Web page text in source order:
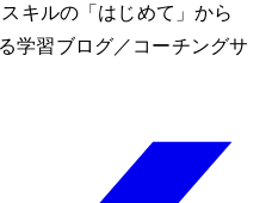
ング・IT スキルの「はじめて」から
学習ブログ／コーチングサ